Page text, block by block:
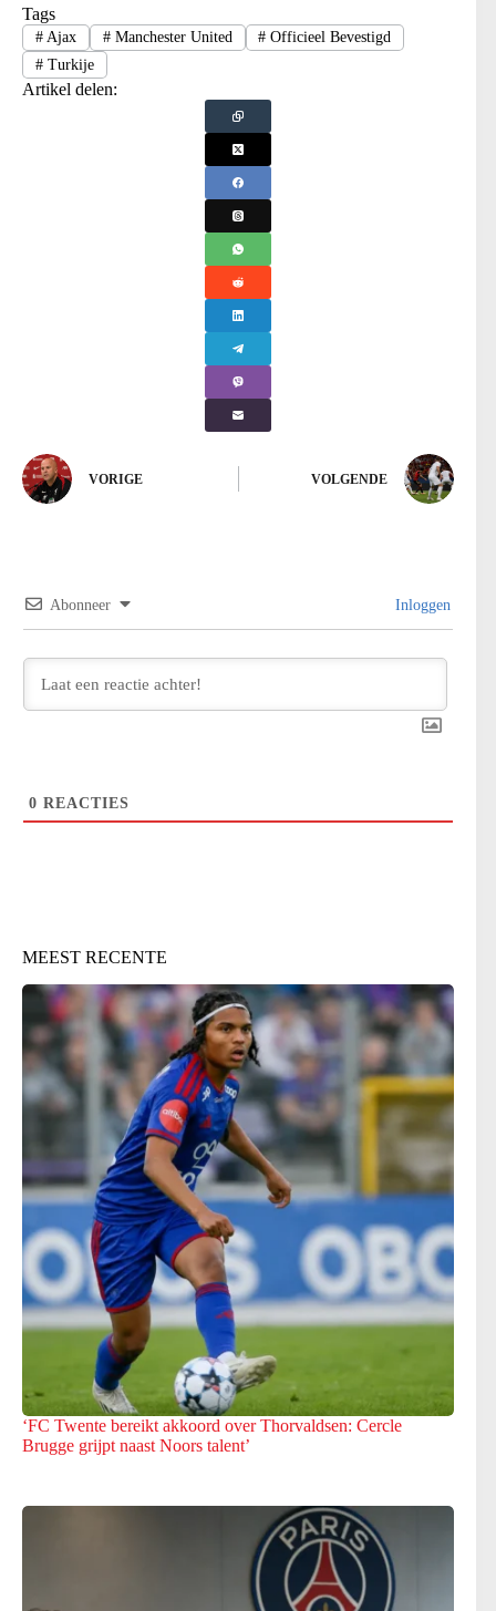
Tags
#Ajax #Manchester United # Officieel Bevestigd
#Turkije
Artikel delen:
VORIGE VOLGENDE
Abonneer Inloggen
0 REACTIES
MEEST RECENTE
‘FC Twente bereikt akkoord over Thorvaldsen: Cercle
Brugge grijpt naast Noors talent’